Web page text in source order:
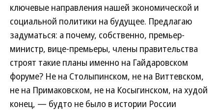
ключевые направления нашей экономической и
социальной политики на будущее. Предлагаю
задуматься: а почему, собственно, премьер-
министр, вице-премьеры, члены правительства
строят такие планы именно на Гайдаровском
форуме? Не на Столыпинском, не на Виттевском,
не на Примаковском, не на Косыгинском, на худой
конец, — будто не было в истории России